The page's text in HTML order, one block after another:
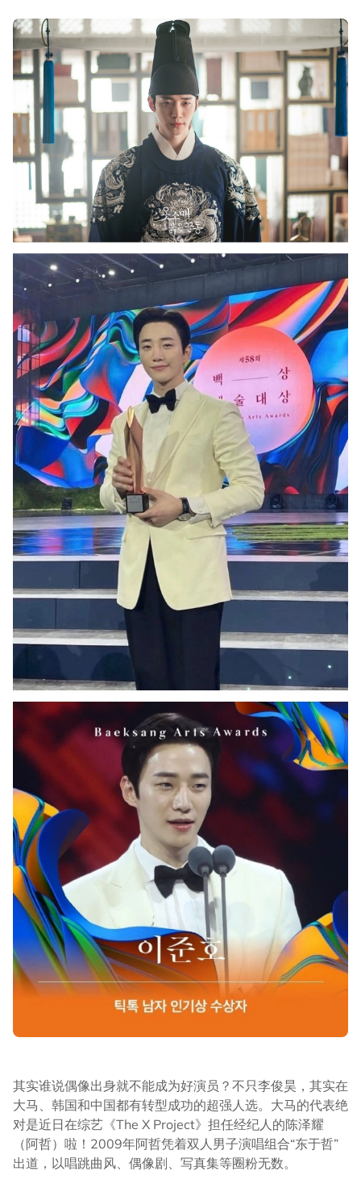
其实谁说偶像出身就不能成为好演员？不只李俊昊，其实在
大马、韩国和中国都有转型成功的超强人选。大马的代表绝
对是近日在综艺《The X Project》担任经纪人的陈泽耀
（阿哲）啦！2009年阿哲凭着双人男子演唱组合“东于哲”
出道，以唱跳曲风、偶像剧、写真集等圈粉无数。